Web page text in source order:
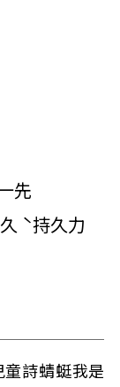
先
ˋ持久力
童詩蜻蜓我是